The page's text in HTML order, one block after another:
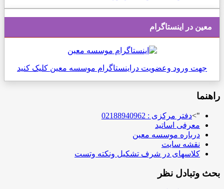
در اینستاگرام
ورود وعضویت دراینستاگرام موسسه معین کلیک کنید
دفتر مرکزی : 02188940962
معرفی اساتید
درباره موسسه معین
نقشه سایت
کلاسهای در شرف تشکیل ونکته وتست
نظر